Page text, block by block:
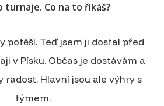
turnaje. Co na to říkáš?
potěší. Teď jsem ji dostal před
v Písku. Občas je dostávám a
radost. Hlavní jsou ale výhry s
týmem.